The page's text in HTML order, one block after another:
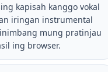
kapisah kanggo vokal
iringan instrumental
mung pratinjau
ing browser.